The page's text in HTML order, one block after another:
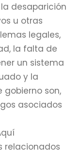
desaparición
u otras
legales,
la falta de
un sistema
y la
gobierno son,
asociados
relacionados